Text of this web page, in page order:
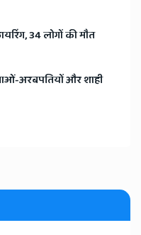
34 लोगों की मौत
अरबपतियों और शाही